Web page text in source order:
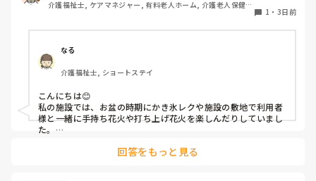
介護福祉士, ケアマネジャー, 有料老人ホーム, 介護老人保健施
1 ・ 3日前
なる
介護福祉士, ショートステイ
こんにちは😊
私の施設では、お盆の時期にかき氷レクや施設の敷地で利用者
様と一緒に手持ち花火や打ち上げ花火を楽しんだりしていまし
た。
利用者様にとっても良い経験にもなりますね！
回答をもっと見る